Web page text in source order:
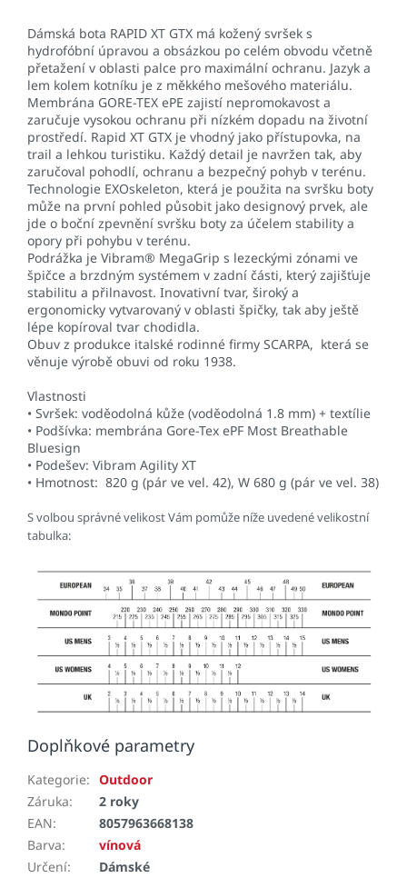
Dámská bota RAPID XT GTX má kožený svršek s
hydrofóbní úpravou a obsázkou po celém obvodu včetně
přetažení v oblasti palce pro maximální ochranu. Jazyk a
lem kolem kotníku je z měkkého mešového materiálu.
Membrána GORE-TEX ePE zajistí nepromokavost a
zaručuje vysokou ochranu při nízkém dopadu na životní
prostředí. Rapid XT GTX je vhodný jako přístupovka, na
trail a lehkou turistiku. Každý detail je navržen tak, aby
zaručoval pohodlí, ochranu a bezpečný pohyb v terénu.
Technologie EXOskeleton, která je použita na svršku boty
může na první pohled působit jako designový prvek, ale
jde o boční zpevnění svršku boty za účelem stability a
opory při pohybu v terénu.
Podrážka je Vibram® MegaGrip s lezeckými zónami ve
špičce a brzdným systémem v zadní části, který zajišťuje
stabilitu a přilnavost. Inovativní tvar, široký a
ergonomicky vytvarovaný v oblasti špičky, tak aby ještě
lépe kopíroval tvar chodidla.
Obuv z produkce italské rodinné firmy SCARPA, která se
věnuje výrobě obuvi od roku 1938.
Vlastnosti
• Svršek: voděodolná kůže (voděodolná 1.8 mm) + textílie
• Podšívka: membrána Gore-Tex ePF Most Breathable
Bluesign
• Podešev: Vibram Agility XT
• Hmotnost: 820 g (pár ve vel. 42), W 680 g (pár ve vel. 38)
S volbou správné velikost Vám pomůže níže uvedené velikostní
tabulka:
Doplňkové parametry
Kategorie: Outdoor
Záruka:
2 roky
EAN:
8057963668138
Barva:
vínová
Určení: Dámské